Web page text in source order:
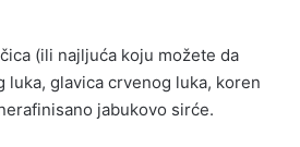
(ili najljuća koju možete da
luka, glavica crvenog luka, koren
jabukovo sirće.